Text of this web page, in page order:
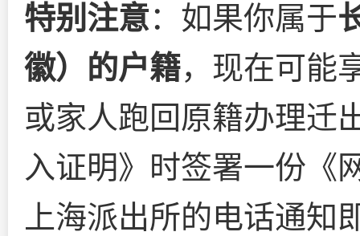
特别注意：如果你属于
徽）的户籍，现在可能
或家人跑回原籍办理迁
入证明》时签署一份《
上海派出所的电话通知